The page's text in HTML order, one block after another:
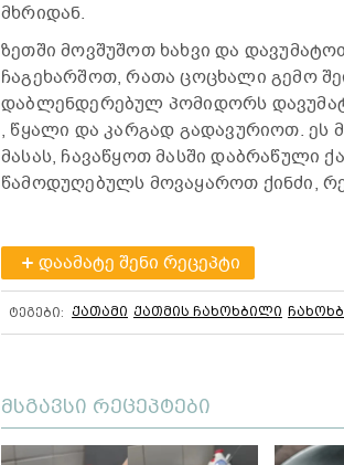
მხრიდან.
ზეთში მოვშუშოთ ხახვი და
ჩაგეხარშოთ, რათა ცოცხალი გემო
დაბლენდერებულ პომიდორს
, წყალი და კარგად გადავურიოთ. ეს
მასას, ჩავაწყოთ მასში დაბრაწული
წამოდუღებულს მოვაყაროთ ქინძი,
დაამატე შენი რეცეპტი
ტეგები: ქათამი ქათმის ჩახოხბილი
მსგავსი რეცეპტები